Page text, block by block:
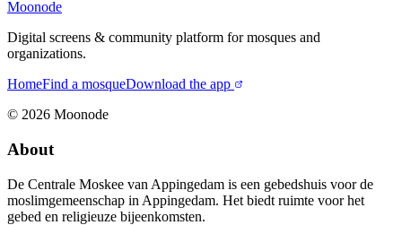
Moonode
Digital screens & community platform for mosques and
organizations.
HomeFind a mosqueDownload the app
© 2026 Moonode
About
De Centrale Moskee van Appingedam is een gebedshuis voor de
moslimgemeenschap in Appingedam. Het biedt ruimte voor het
gebed en religieuze bijeenkomsten.